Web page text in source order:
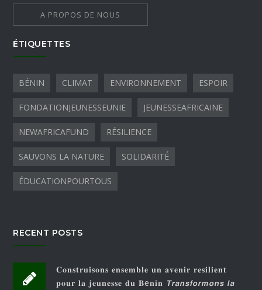
A PROPOS DE NOUS
ÉTIQUETTES
BÉNIN CLIMAT ENVIRONNEMENT ESPOIR
FONDATIONJEUNESSEUNIE JEUNESSEAFRICAINE
NEWAFRICAFUND RÉSILIENCE
SAUVONS LA NATURE SOLIDARITÉ
ÉDUCATIONPOURTOUS
RECENT POSTS
𝐂𝐨𝐧𝐬𝐭𝐫𝐮𝐢𝐬𝐨𝐧𝐬 𝐞𝐧𝐬𝐞𝐦𝐛𝐥𝐞 𝐮𝐧 𝐚𝐯𝐞𝐧𝐢𝐫 𝐫𝐞𝐬𝐢𝐥𝐢𝐞𝐧𝐭
𝐩𝐨𝐮𝐫 𝐥𝐚 𝐣𝐞𝐮𝐧𝐞𝐬𝐬𝐞 𝐝𝐮 𝐁e𝐧𝐢𝐧 𝙏𝙧𝙖𝙣𝙨𝙛𝙤𝙧𝙢𝙤𝙣𝙨 𝙡𝙖